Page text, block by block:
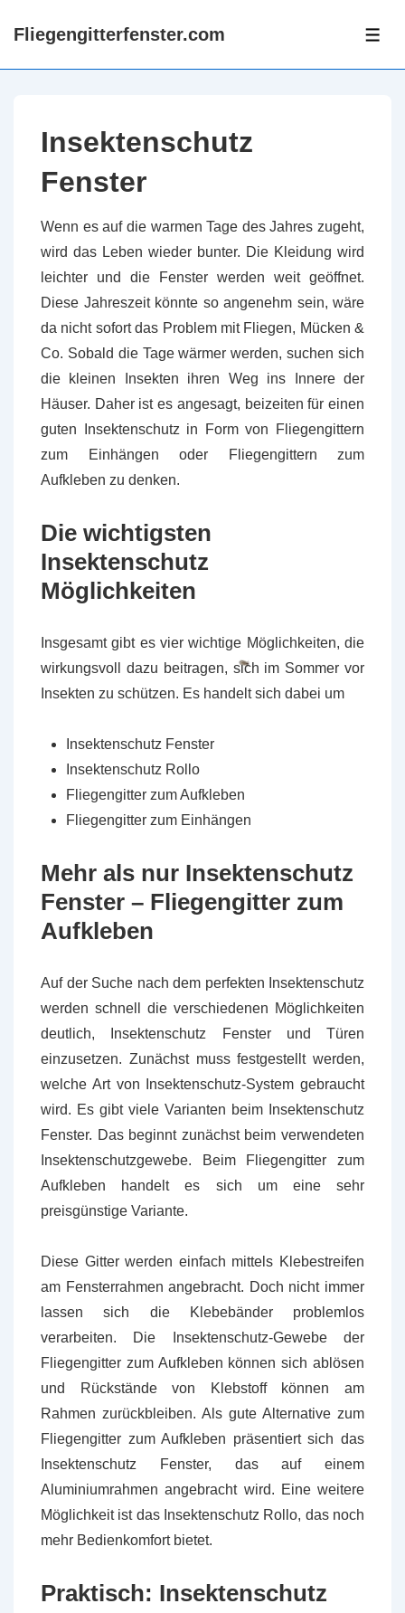
ZumFliegengitterfenster.com
Insektenschutz
Fenster
Wenn es auf die warmen Tage des Jahres zugeht,
wird das Leben wieder bunter. Die Kleidung wird
leichter und die Fenster werden weit geöffnet.
Diese Jahreszeit könnte so angenehm sein, wäre
da nicht sofort das Problem mit Fliegen, Mücken &
Co. Sobald die Tage wärmer werden, suchen sich
die kleinen Insekten ihren Weg ins Innere der
Häuser. Daher ist es angesagt, beizeiten für einen
guten Insektenschutz in Form von Fliegengittern
zum Einhängen oder Fliegengittern zum
Aufkleben zu denken.
Die wichtigsten
Insektenschutz
Möglichkeiten
Insgesamt gibt es vier wichtige Möglichkeiten, die
wirkungsvoll dazu beitragen, sich im Sommer vor
Insekten zu schützen. Es handelt sich dabei um
Insektenschutz Fenster
Insektenschutz Rollo
Fliegengitter zum Aufkleben
Fliegengitter zum Einhängen
Mehr als nur Insektenschutz
Fenster – Fliegengitter zum
Aufkleben
Auf der Suche nach dem perfekten Insektenschutz
werden schnell die verschiedenen Möglichkeiten
deutlich, Insektenschutz Fenster und Türen
einzusetzen. Zunächst muss festgestellt werden,
welche Art von Insektenschutz-System gebraucht
wird. Es gibt viele Varianten beim Insektenschutz
Fenster. Das beginnt zunächst beim verwendeten
Insektenschutzgewebe. Beim Fliegengitter zum
Aufkleben handelt es sich um eine sehr
preisgünstige Variante.
Diese Gitter werden einfach mittels Klebestreifen
am Fensterrahmen angebracht. Doch nicht immer
lassen sich die Klebebänder problemlos
verarbeiten. Die Insektenschutz-Gewebe der
Fliegengitter zum Aufkleben können sich ablösen
und Rückstände von Klebstoff können am
Rahmen zurückbleiben. Als gute Alternative zum
Fliegengitter zum Aufkleben präsentiert sich das
Insektenschutz Fenster, das auf einem
Aluminiumrahmen angebracht wird. Eine weitere
Möglichkeit ist das Insektenschutz Rollo, das noch
mehr Bedienkomfort bietet.
Praktisch: Insektenschutz